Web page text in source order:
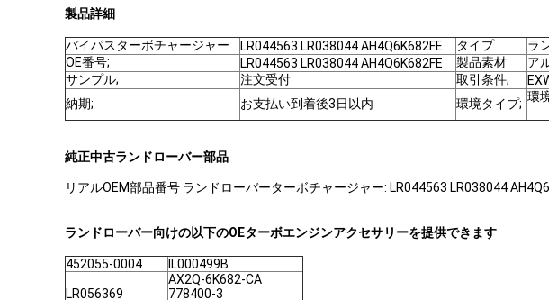
製品詳細
バイパスターボチャージャー LR044563 LR038044 AH4Q6K682FE タイプ
ラ
OE番号;
LR044563 LR038044 AH4Q6K682FE 製品素材
ア
サンプル;
注文受付 取引条件;
納期;
お支払い到着後3日以内 環境タイプ; 環
純正中古ランドローバー部品
リアルOEM部品番号 ランドローバーターボチャージャー: LR044563 LR038044
ランドローバー向けの以下のOEターボエンジンアクセサリーを提供できます
452055-0004 IL000499B
LR056369
AX2Q-6K682-CA
778400-3